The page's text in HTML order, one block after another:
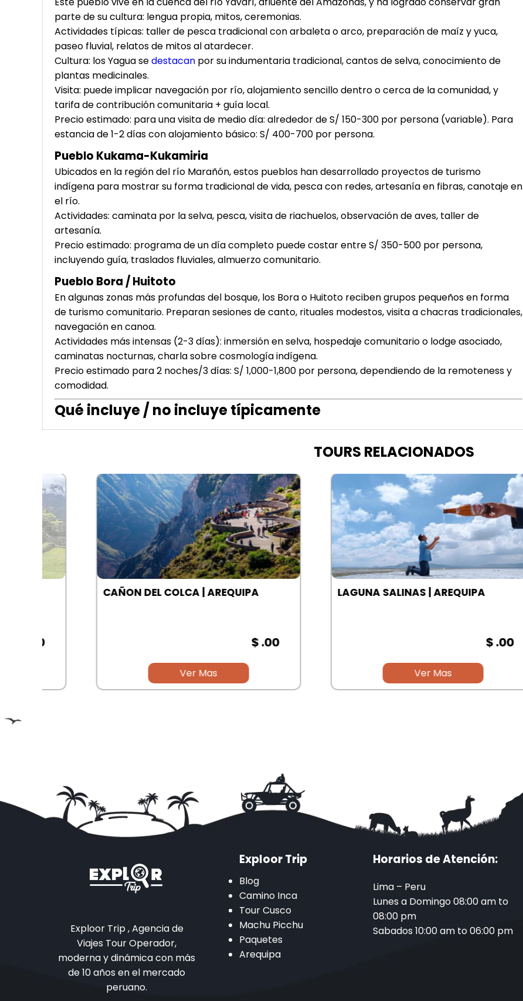
parte de su cultura: lengua propia, mitos, ceremonias.
Actividades típicas: taller de pesca tradicional con arbaleta o arco, preparación de maíz y yuca,
paseo fluvial, relatos de mitos al atardecer.
Cultura: los Yagua sedestacan por su indumentaria tradicional, cantos de selva, conocimiento de
plantas medicinales.
Visita: puede implicar navegación por río, alojamiento sencillo dentro o cerca de la comunidad, y
tarifa de contribución comunitaria + guía local.
Precio estimado: para una visita de medio día: alrededor de S/ 150-300 por persona (variable). Para
estancia de 1-2 días con alojamiento básico: S/ 400-700 por persona.
Pueblo Kukama-Kukamiria
Ubicados en la región del río Marañón, estos pueblos han desarrollado proyectos de turismo
indígena para mostrar su forma tradicional de vida, pesca con redes, artesanía en fibras, canotaje en
el río.
Actividades: caminata por la selva, pesca, visita de riachuelos, observación de aves, taller de
artesanía.
Precio estimado: programa de un día completo puede costar entre S/ 350-500 por persona,
incluyendo guía, traslados fluviales, almuerzo comunitario.
Pueblo Bora / Huitoto
En algunas zonas más profundas del bosque, los Bora o Huitoto reciben grupos pequeños en forma
de turismo comunitario. Preparan sesiones de canto, rituales modestos, visita a chacras tradicionales,
navegación en canoa.
Actividades más intensas (2-3 días): inmersión en selva, hospedaje comunitario o lodge asociado,
caminatas nocturnas, charla sobre cosmología indígena.
Precio estimado para 2 noches/3 días: S/ 1,000-1,800 por persona, dependiendo de la remoteness y
comodidad.
Qué incluye / no incluye típicamente
TOURS RELACIONADOS
CAÑON DEL COLCA | AREQUIPA LAGUNA SALINAS | AREQUIPA
Exploor Trip , Agencia de
Viajes Tour Operador,
moderna y dinámica con más
de 10 años en el mercado
peruano.
Exploor Trip
Blog
Camino Inca
Tour Cusco
Machu Picchu
Paquetes
Arequipa
Horarios de Atención:
Lima – Peru
Lunes a Domingo 08:00 am to
08:00 pm
Sabados 10:00 am to 06:00 pm